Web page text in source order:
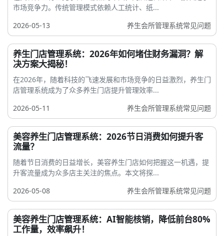
市场竞争力。传统管理模式依赖人工统计、纸...
2026-05-13
养生会所管理系统常见问题
养生门店管理系统：2026年如何堵住财务漏洞？解
决方案大揭秘！
在2026年，随着科技的飞速发展和市场竞争的日益激烈，养生门
店管理系统成为了众多养生门店提升管理效率...
2026-05-11
养生会所管理系统常见问题
美容养生门店管理系统：2026节日消费如何提升客
流量？
随着节日消费的日益增长，美容养生门店如何把握这一机遇，提
升客流量成为众多店主关注的焦点。本文将探...
2026-05-08
养生会所管理系统常见问题
美容养生门店管理系统：AI智能核销，降低前台80%
工作量，效率飙升！